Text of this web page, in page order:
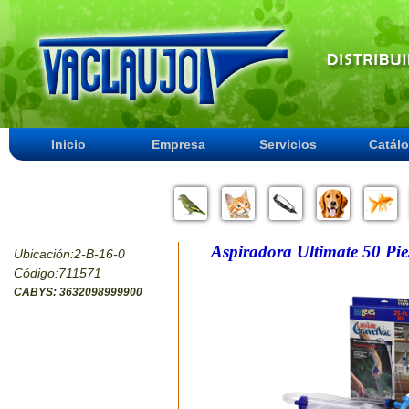
Inicio Empresa Servicios
Ubicación:2-B-16-0
Código:711571
CABYS: 3632098999900
Aspiradora Ultimate 50